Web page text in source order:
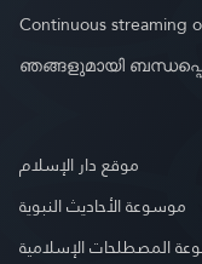
Continuous streaming
ഞങ്ങളുമായി
موقع دار الإسلام
موسوعة الأحاديث النبوية
المصطلحات الإسلامية